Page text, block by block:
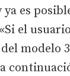
es
el
modelo